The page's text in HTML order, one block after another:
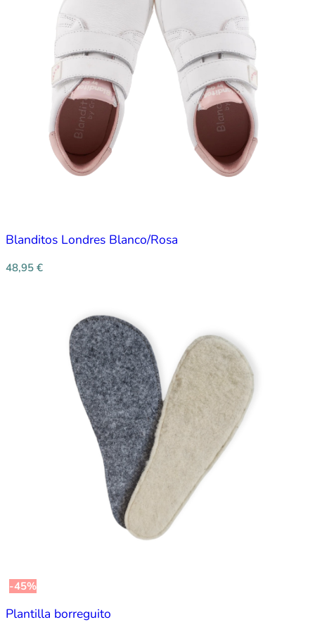
Blanditos Londres Blanco/Rosa
48,95 €
-45%
Plantilla borreguito